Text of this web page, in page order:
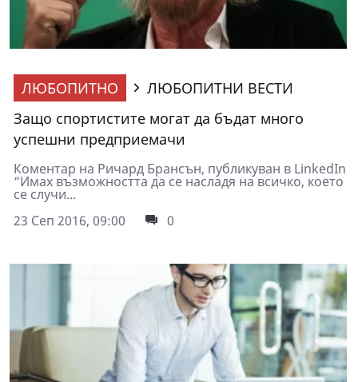
ЛЮБОПИТНО
ЛЮБОПИТНИ ВЕСТИ
Защо спортистите могат да бъдат много
успешни предприемачи
Коментар на Ричард Брансън, публикуван в LinkedIn
“Имах възможността да се насладя на всичко, което
се случи...
23 Сеп 2016, 09:00
0